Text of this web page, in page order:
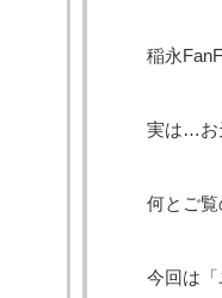
稲永
実は…お
何とご
今回は